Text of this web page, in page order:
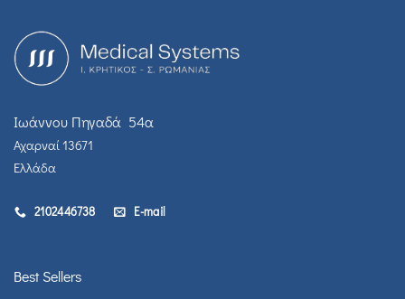
Ιωάννου Πηγαδά 54α
Αχαρναί 13671
Ελλάδα
2102446738 E-mail
Best Sellers